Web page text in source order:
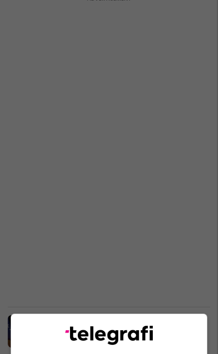
detyrë të kujdeset për arratisjen e
Gruevskit